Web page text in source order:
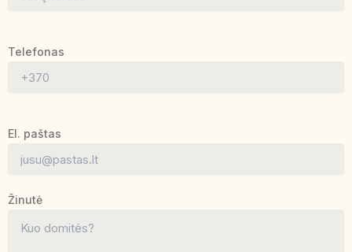
Telefonas
El. paštas
Žinutė